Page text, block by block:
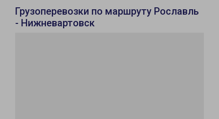
Грузоперевозки по маршруту Рославль
- Нижневартовск